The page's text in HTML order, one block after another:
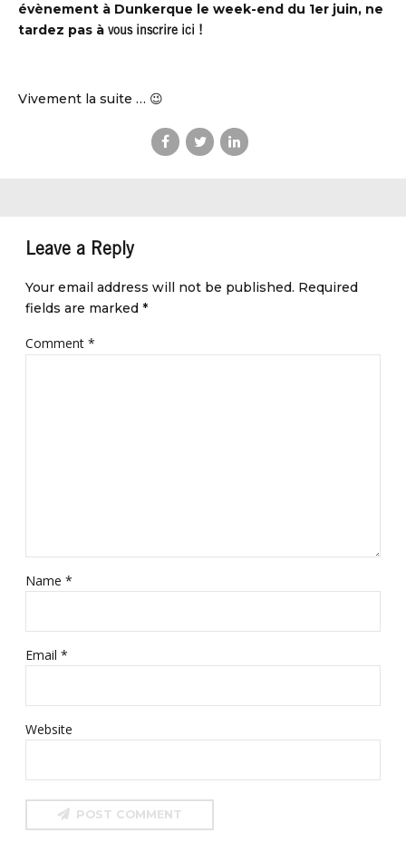
évènement à Dunkerque le week-end du 1er juin, ne
tardez pas à vous inscrire ici !
Vivement la suite … 😉
Leave a Reply
Your email address will not be published. Required
fields are marked *
Comment *
Name *
Email *
Website
POST COMMENT